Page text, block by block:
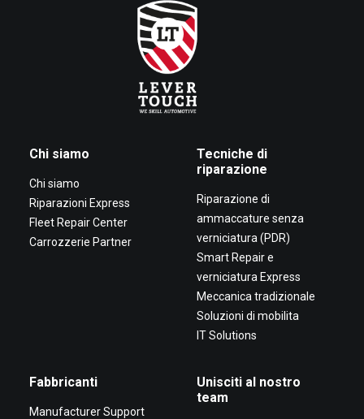
Chi siamo
Chi siamo
Riparazioni Express
Fleet Repair Center
Carrozzerie Partner
Tecniche di
riparazione
Riparazione di
ammaccature senza
verniciatura (PDR)
Smart Repair e
verniciatura Express
Meccanica tradizionale
Soluzioni di mobilita
IT Solutions
Fabbricanti
Manufacturer Support
Unisciti al nostro
team